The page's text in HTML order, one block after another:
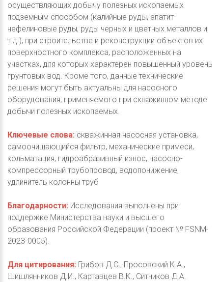
осуществляющих добычу полезных ископаемых
подземным способом (калийные руды, апатит-
нефелиновые руды, руды черных и цветных металлов и
т.д.), при строительстве и реконструкции объектов их
поверхностного комплекса, расположенных на
участках, для которых характерен повышенный уровень
грунтовых вод. Кроме того, данные технические
решения могут быть актуальны для насосного
оборудования, применяемого при скважинном методе
добычи полезных ископаемых.
Ключевые слова: скважинная насосная установка,
самоочищающийся фильтр, механические примеси,
кольматация, гидроабразивный износ, насосно-
компрессорный трубопровод, водопонижение,
удлинитель колонны труб
Благодарности: Исследования выполнены при
поддержке Министерства науки и высшего
образования Российской Федерации (проект № FSNM-
2023-0005).
Для цитирования: Грибов Д.С., Просовский К.А.,
Шишлянников Д.И., Картавцев В.К., Ситников Д.А.